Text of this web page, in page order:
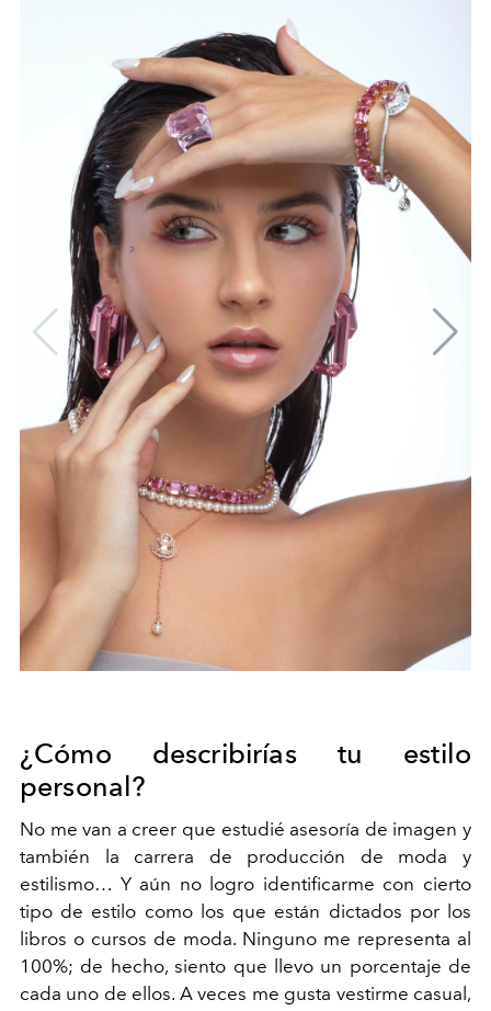
¿Cómo describirías tu estilo
personal?
No me van a creer que estudié asesoría de imagen y
también la carrera de producción de moda y
estilismo… Y aún no logro identificarme con cierto
tipo de estilo como los que están dictados por los
libros o cursos de moda. Ninguno me representa al
100%; de hecho, siento que llevo un porcentaje de
cada uno de ellos. A veces me gusta vestirme casual,